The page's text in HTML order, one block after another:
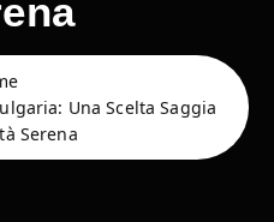
Una Scelta Saggia
Serena